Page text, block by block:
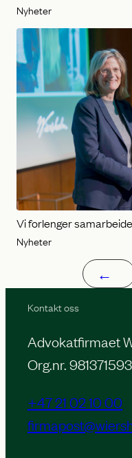
Nyheter
Vi forlenger
Nyheter
←
Kontakt oss
Advokatfirmaet
Org.nr. 981371593
+47 21 02 10 00